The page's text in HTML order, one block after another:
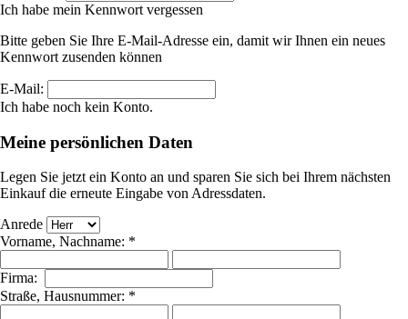
Ich habe mein Kennwort vergessen
Bitte geben Sie Ihre E-Mail-Adresse ein, damit wir Ihnen ein neues
Kennwort zusenden können
E-Mail:
Ich habe noch kein Konto.
Meine persönlichen Daten
Legen Sie jetzt ein Konto an und sparen Sie sich bei Ihrem nächsten
Einkauf die erneute Eingabe von Adressdaten.
Anrede
Vorname, Nachname: *
Firma:
Straße, Hausnummer: *